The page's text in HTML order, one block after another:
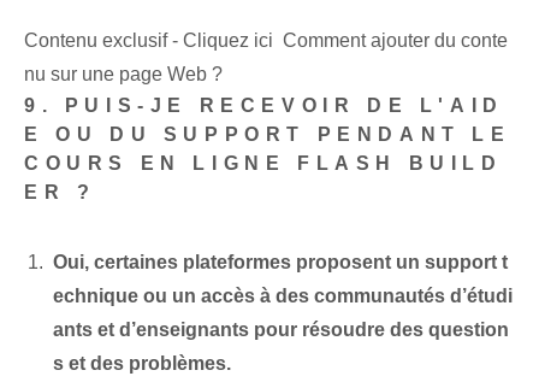
Contenu exclusif - Cliquez ici Comment ajouter du conte
nu sur une page Web ?
9. PUIS-JE RECEVOIR DE L'AID
E OU DU SUPPORT PENDANT LE
COURS EN LIGNE FLASH BUILD
ER ?
Oui, certaines plateformes proposent un support t
echnique ou un accès à des communautés d’étudi
ants et d’enseignants pour résoudre des question
s et des problèmes.